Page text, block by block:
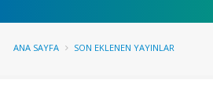
ANA SAYFA SON EKLENEN YAYINLAR